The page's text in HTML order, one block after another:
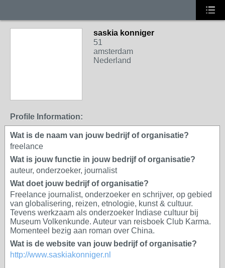
saskia konniger
51
amsterdam
Nederland
Profile Information:
Wat is de naam van jouw bedrijf of organisatie?
freelance
Wat is jouw functie in jouw bedrijf of organisatie?
auteur, onderzoeker, journalist
Wat doet jouw bedrijf of organisatie?
Freelance journalist, onderzoeker en schrijver, op gebied
van globalisering, reizen, etnologie, kunst & cultuur.
Tevens werkzaam als onderzoeker Indiase cultuur bij
Museum Volkenkunde. Auteur van reisboek Club Karma.
Momenteel bezig aan roman over China.
Wat is de website van jouw bedrijf of organisatie?
http://www.saskiakonniger.nl